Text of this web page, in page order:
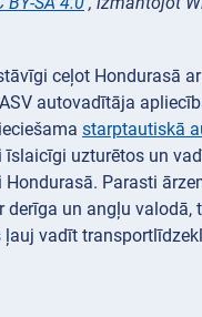
ceļot Hondurasā
autovadītāja
starptautiskā
īslaicīgi uzturētos un
Parasti
derīga un angļu valodā,
ļauj vadīt